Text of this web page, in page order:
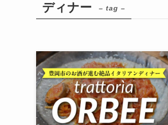
ディナー – tag –